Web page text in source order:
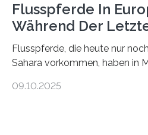
Flusspferde In
Während Der
Flusspferde, die heute nur
Sahara vorkommen, haben in
Knochenfunden zeigen, dass
09.10.2025